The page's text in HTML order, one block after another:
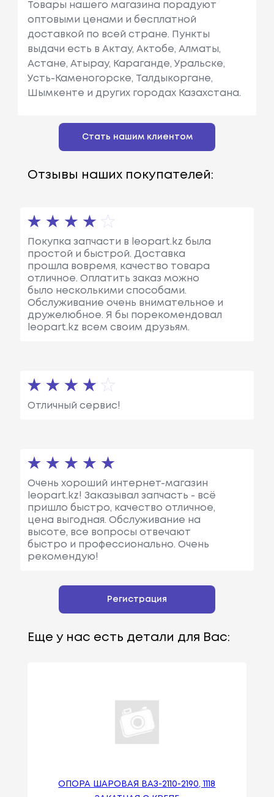
Товары нашего магазина порадуют
оптовыми ценами и бесплатной
доставкой по всей стране. Пункты
выдачи есть в Актау, Актобе, Алматы,
Астане, Атырау, Караганде, Уральске,
Усть-Каменогорске, Талдыкоргане,
Шымкенте и других городах Казахстана.
Стать нашим клиентом
Отзывы наших покупателей:
Покупка запчасти в leopart.kz была
простой и быстрой. Доставка
прошла вовремя, качество товара
отличное. Оплатить заказ можно
было несколькими способами.
Обслуживание очень внимательное и
дружелюбное. Я бы порекомендовал
leopart.kz всем своим друзьям.
Отличный сервис!
Очень хороший интернет-магазин
leopart.kz! Заказывал запчасть - всё
пришло быстро, качество отличное,
цена выгодная. Обслуживание на
высоте, все вопросы отвечают
быстро и профессионально. Очень
рекомендую!
Регистрация
Еще у нас есть детали для Вас:
ОПОРА ШАРОВАЯ ВАЗ-2110-2190, 1118